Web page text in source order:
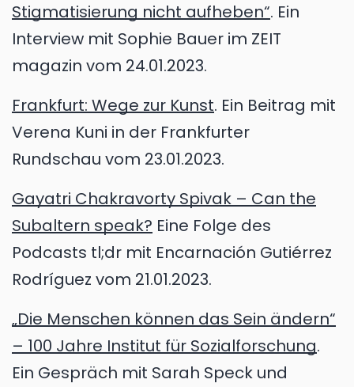
Stigmatisierung nicht aufheben“. Ein
Interview mit Sophie Bauer im ZEIT
magazin vom 24.01.2023.
Frankfurt: Wege zur Kunst. Ein Beitrag mit
Verena Kuni in der Frankfurter
Rundschau vom 23.01.2023.
Gayatri Chakravorty Spivak – Can the
Subaltern speak? Eine Folge des
Podcasts tl;dr mit Encarnación Gutiérrez
Rodríguez vom 21.01.2023.
„Die Menschen können das Sein ändern“
– 100 Jahre Institut für Sozialforschung.
Ein Gespräch mit Sarah Speck und